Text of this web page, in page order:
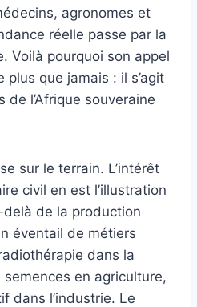
agronomes et
réelle passe par la
Voilà pourquoi son appel
plus que jamais : il s’agit
de l’Afrique souveraine
sur le terrain. L’intérêt
civil en est l’illustration
de la production
éventail de métiers
dans la
en agriculture,
dans l’industrie. Le